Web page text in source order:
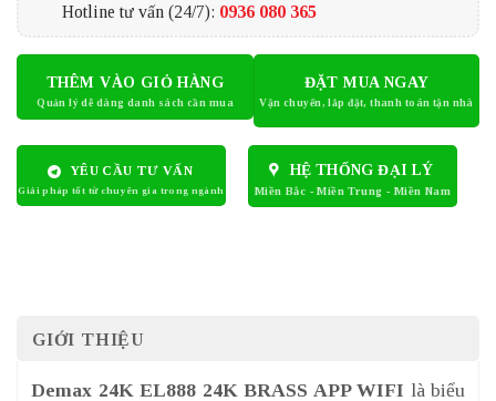
Hotline tư vấn (24/7): 0936 080 365
THÊM VÀO GIỎ HÀNG ĐẶT MUA NGAY
YÊU CẦU TƯ VẤN HỆ THỐNG ĐẠI LÝ
GIỚI THIỆU
Demax 24K EL888 24K BRASS APP WIFI là biểu